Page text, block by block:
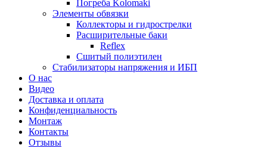
Погреба Kolomaki
Элементы обвязки
Коллекторы и гидрострелки
Расширительные баки
Reflex
Сшитый полиэтилен
Стабилизаторы напряжения и ИБП
О нас
Видео
Доставка и оплата
Конфиденциальность
Монтаж
Контакты
Отзывы